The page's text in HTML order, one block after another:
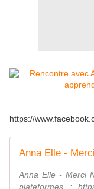
https://
Anna Elle - Merci
Anna Elle - Merci
plateformes :